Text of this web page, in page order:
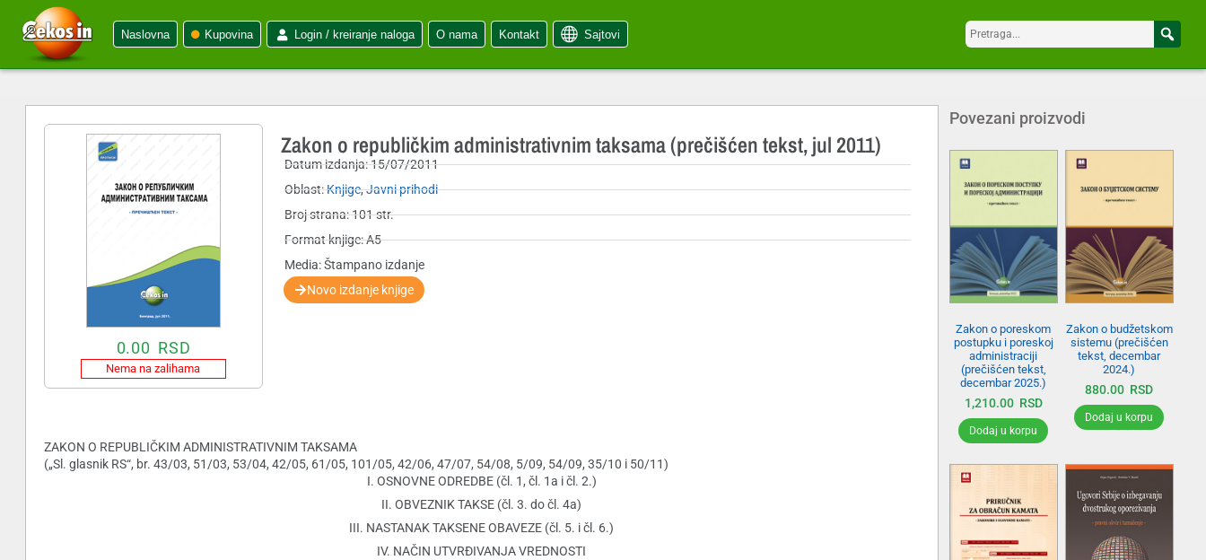
Naslovna Kupovina Login / kreiranje naloga O nama Kontakt Sajtovi
0.00 RSD
Nema na zalihama
Zakon o republičkim administrativnim taksama (prečišćen tekst, jul 2011)
Datum izdanja:15/07/2011
Oblast:Knjige,Javni prihodi
Broj strana: 101 str.
Format knjige: A5
Media: Štampano izdanje
Novo izdanje knjige
ZAKON O REPUBLIČKIM ADMINISTRATIVNIM TAKSAMA
(„Sl. glasnik RS“, br. 43/03, 51/03, 53/04, 42/05, 61/05, 101/05, 42/06, 47/07, 54/08, 5/09, 54/09, 35/10 i 50/11)
I. OSNOVNE ODREDBE (čl. 1, čl. 1a i čl. 2.)
II. OBVEZNIK TAKSE (čl. 3. do čl. 4a)
III. NASTANAK TAKSENE OBAVEZE (čl. 5. i čl. 6.)
IV. NAČIN UTVRĐIVANJA VREDNOSTI
Povezani proizvodi
Zakon o poreskom
postupku i poreskoj
administraciji
(prečišćen tekst,
decembar 2025.)
1,210.00 RSD
Dodaj u korpu
Zakon o budžetskom
sistemu (prečišćen
tekst, decembar
2024.)
880.00 RSD
Dodaj u korpu